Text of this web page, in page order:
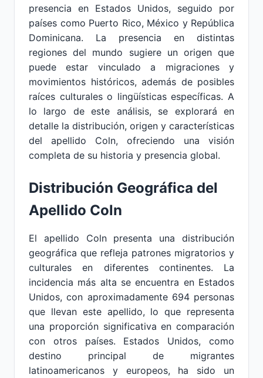
presencia en Estados Unidos, seguido por
países como Puerto Rico, México y República
Dominicana. La presencia en distintas
regiones del mundo sugiere un origen que
puede estar vinculado a migraciones y
movimientos históricos, además de posibles
raíces culturales o lingüísticas específicas. A
lo largo de este análisis, se explorará en
detalle la distribución, origen y características
del apellido Coln, ofreciendo una visión
completa de su historia y presencia global.
Distribución Geográfica del
Apellido Coln
El apellido Coln presenta una distribución
geográfica que refleja patrones migratorios y
culturales en diferentes continentes. La
incidencia más alta se encuentra en Estados
Unidos, con aproximadamente 694 personas
que llevan este apellido, lo que representa
una proporción significativa en comparación
con otros países. Estados Unidos, como
destino principal de migrantes
latinoamericanos y europeos, ha sido un